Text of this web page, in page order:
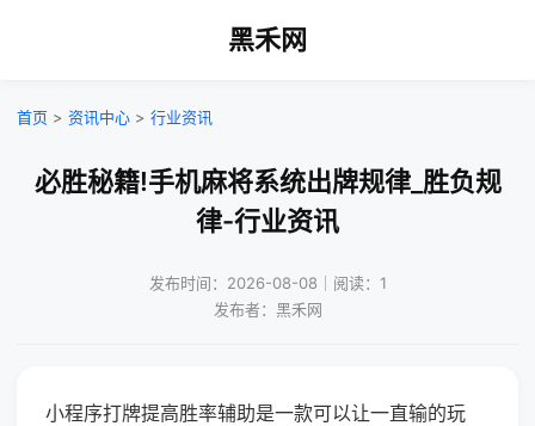
黑禾网
首页 > 资讯中心 > 行业资讯
必胜秘籍!手机麻将系统出牌规律_胜负规
律-行业资讯
发布时间：2026-08-08｜阅读：1
发布者：黑禾网
小程序打牌提高胜率辅助是一款可以让一直输的玩